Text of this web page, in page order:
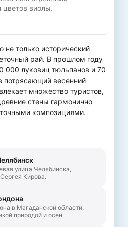
цветов виолы.
только исторический
рай. В прошлом году
000 луковиц тюльпанов и 70
потрясающий весенний
множество туристов,
стены гармонично
композициями.
улица Челябинска,
Кирова.
в Магаданской области,
природой и осен